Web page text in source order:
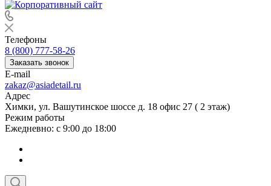
Телефоны
8 (800) 777-58-26
Заказать звонок
E-mail
zakaz@asiadetail.ru
Адрес
Химки, ул. Вашутинское шоссе д. 18 офис 27 ( 2 этаж)
Режим работы
Ежедневно: с 9:00 до 18:00